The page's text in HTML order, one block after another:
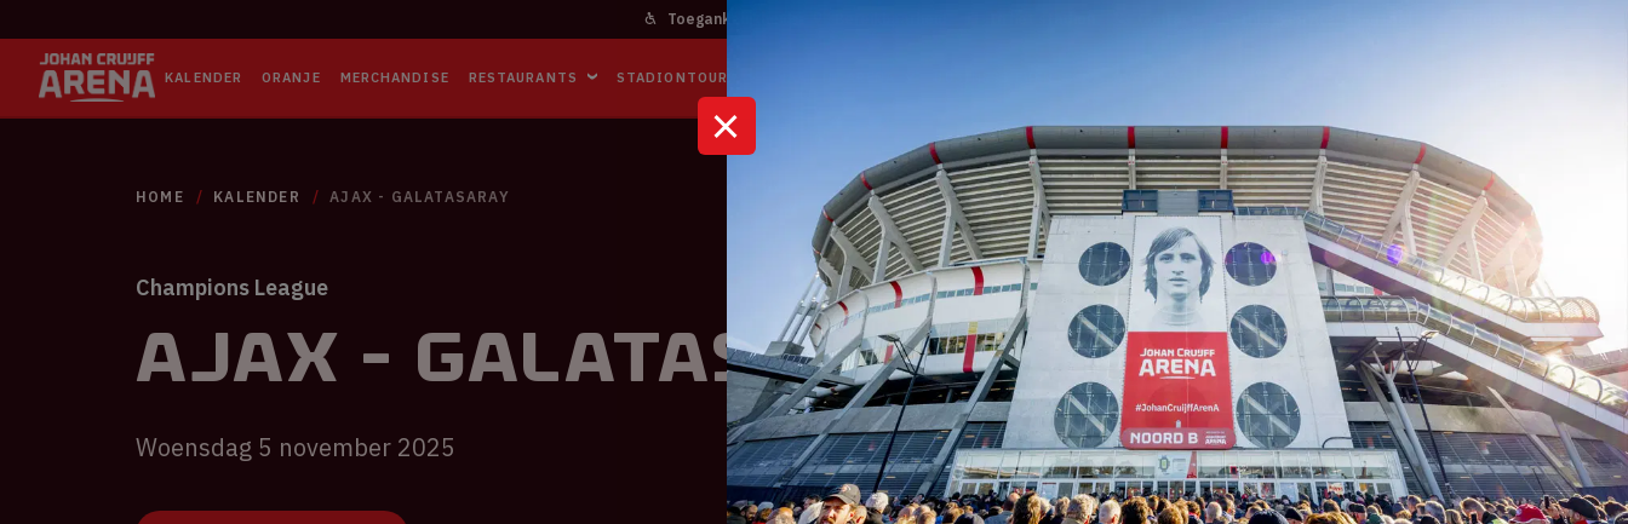
Toegankelijkheid
KALENDER ORANJE MERCHANDISE RESTAURANTS STADIONTOURS
HOME KALENDER AJAX - GALATASARAY
Champions League
Ajax - Galatasaray
Woensdag 5 november 2025